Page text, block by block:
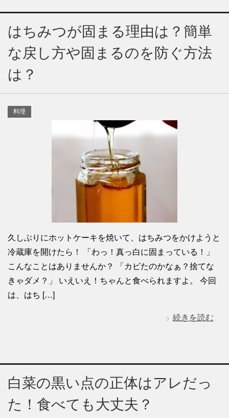
はちみつが固まる理由は？簡単
な戻し方や固まるのを防ぐ方法
は？
料理
久しぶりにホットケーキを焼いて、はちみつをかけようと
冷蔵庫を開けたら！ 「わっ！真っ白に固まっている！」
こんなことはありませんか？ 「カビたのかなぁ？捨てな
きゃダメ？」 いえいえ！ちゃんと食べられますよ。 今回
は、はち […]
続きを読む
白菜の黒い点の正体はアレだっ
た！食べても大丈夫？